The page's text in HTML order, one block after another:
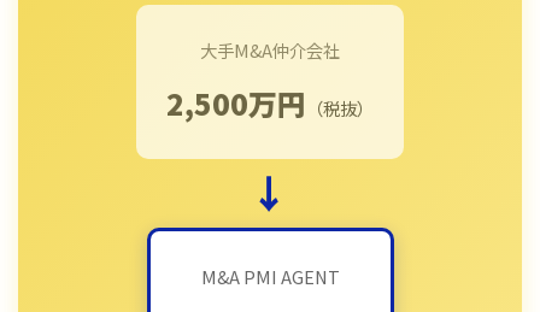
大手M&A仲介会社
2,500万円 （税抜）
→
M&A PMI AGENT